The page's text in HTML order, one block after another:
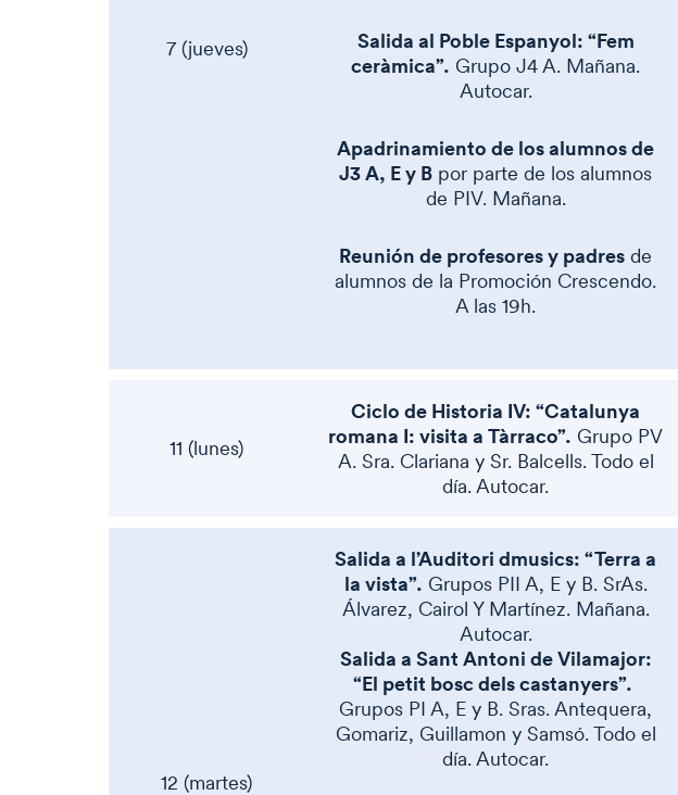
7 (jueves)
Salida al Poble Espanyol: “Fem
ceràmica”. Grupo J4 A. Mañana.
Autocar.
Apadrinamiento de los alumnos de
J3 A, E y B por parte de los alumnos
de PIV. Mañana.
Reunión de profesores y padres de
alumnos de la Promoción Crescendo.
A las 19h.
11 (lunes)
Ciclo de Historia IV: “Catalunya
romana I: visita a Tàrraco”. Grupo PV
A. Sra. Clariana y Sr. Balcells. Todo el
día. Autocar.
12 (martes)
Salida a l’Auditori dmusics: “Terra a
la vista”. Grupos PII A, E y B. SrAs.
Álvarez, Cairol Y Martínez. Mañana.
Autocar.
Salida a Sant Antoni de Vilamajor:
“El petit bosc dels castanyers”.
Grupos PI A, E y B. Sras. Antequera,
Gomariz, Guillamon y Samsó. Todo el
día. Autocar.